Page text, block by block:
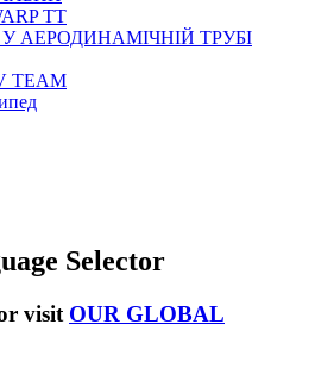
TT
АЕРОДИНАМІЧНІЙ ТРУБІ
TEAM
Selector
visit OUR GLOBAL